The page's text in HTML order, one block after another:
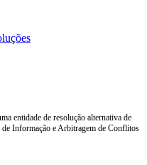
entidade de resolução alternativa de
Informação e Arbitragem de Conflitos